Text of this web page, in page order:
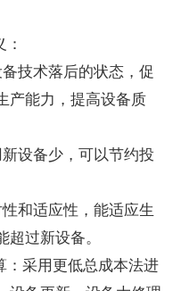
技术落后的状态，促
产能力，提高设备质
设备少，可以节约投
和适应性，能适应生
过新设备。
采用更低总成本法进